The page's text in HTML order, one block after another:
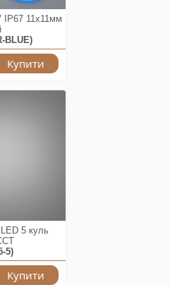
IP67 11x11мм
BLUE)
Купити
LED 5 куль
5)
Купити